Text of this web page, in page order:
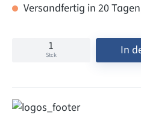
Versandfertig in 20
Stck In